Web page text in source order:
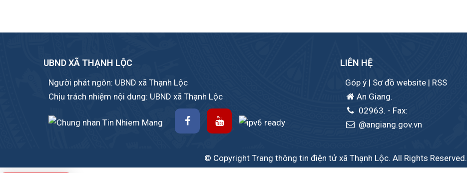
UBND XÃ THẠNH LỘC
Người phát ngôn: UBND xã Thạnh Lộc
Chịu trách nhiệm nội dung: UBND xã Thạnh Lộc
LIÊN HỆ
Góp ý | Sơ đồ website | RSS
An Giang.
02963. - Fax:
@angiang.gov.vn
© Copyright Trang thông tin điện tử xã Thạnh Lộc. All Rights Reserved.